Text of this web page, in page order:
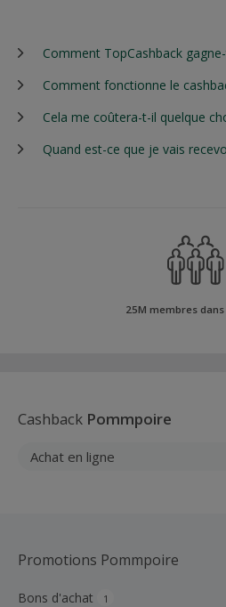
Comment TopCashback
Comment fonctionne le
Cela me coûtera-t-il quelque
Quand est-ce que je vais
25M membres
Cashback Pommpoire
Achat en ligne
Promotions Pommpoire
Bons d'achat 1